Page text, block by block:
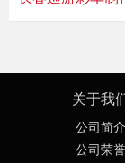
关于我
公司简介
公司荣誉